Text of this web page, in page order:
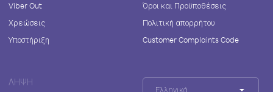
Viber Out
Χρεώσεις
Υποστήριξη
Όροι και Προϋποθέσεις
Πολιτική απορρήτου
Customer Complaints Code
ΛΉΨΗ
Ελληνικά